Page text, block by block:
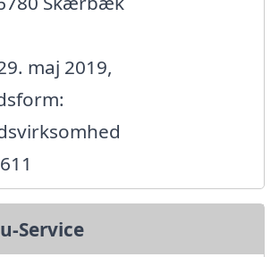
maj 2019,
Service